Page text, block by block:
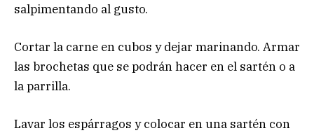
salpimentando al gusto.
Cortar la carne en cubos y dejar marinando. Armar
las brochetas que se podrán hacer en el sartén o a
la parrilla.
Lavar los espárragos y colocar en una sartén con